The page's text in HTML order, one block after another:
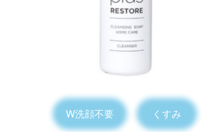
W洗顔不要 くすみ